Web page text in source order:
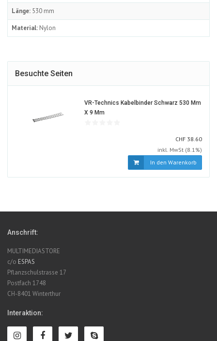
Länge: 530 mm
Material: Nylon
Besuchte Seiten
VR-Technics Kabelbinder Schwarz 530 Mm
X 9 Mm
CHF CHF
38.60
inkl. MwSt (8.1%)
In den Warenkorb
Anschrift:
MULTIMEDIASTORE
c/o ESPAS
Pflanzschulstrasse 17
Postfach 1748
CH-8401 Winterthur
Interaktion: